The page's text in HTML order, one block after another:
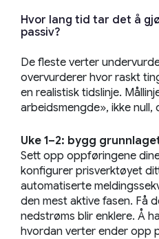
Hvor lang tid tar det å
passiv?
De fleste verter
overvurderer hvor raskt
en realistisk tidslinje.
arbeidsmengde», ikke null,
Uke 1–2: bygg
Sett opp oppføringene
konfigurer prisverktøyet
automatiserte
den mest aktive fasen. Få
nedstrøms blir enklere. Å
hvordan verter ender opp